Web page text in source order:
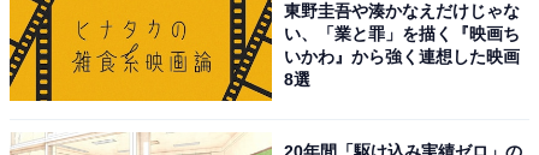
東野圭吾や湊かなえだけじゃな
い、「業と罪」を描く『映画ち
いかわ』から強く連想した映画
8選